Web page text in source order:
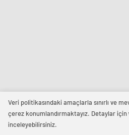
Veri politikasındaki amaçlarla sınırlı ve
çerez konumlandırmaktayız. Detaylar için
inceleyebilirsiniz.